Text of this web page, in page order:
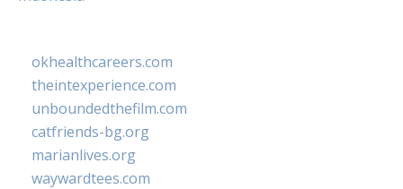
okhealthcareers.com
theintexperience.com
unboundedthefilm.com
catfriends-bg.org
marianlives.org
waywardtees.com